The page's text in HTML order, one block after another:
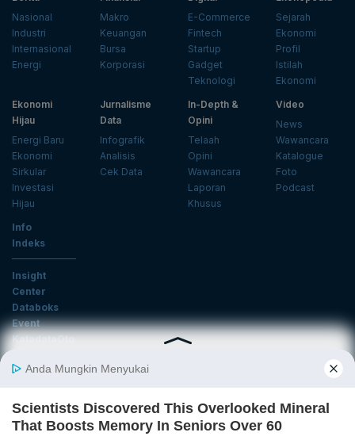
Nasional
Industri
Internasional
Energi
Makro
Keuangan
Bursa
Korporasi
E-Commerce
Fintech
Startup
Gadget
Teknologi
Sejarah
Ekonomi
Profil
Istilah
Ekonomi
Ekonomi
Hijau
Energi Baru
Ekonomi
Sirkular
Investasi
Hijau
Jurnalisme
Data
Infografik
Analisis
Cek Data
In-Depth &
Opini
Telaah
Opini
Wawancara
Laporan
Khusus
Video
News
Wawancara
Katalogue
Foto
Podcast
Info
Indeks
Insight
Center
Databoks
Event
KatadataOto
Email
Daftar